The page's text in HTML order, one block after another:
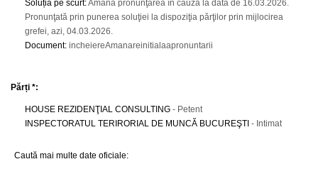
Soluția pe scurt:Amână pronunţarea în cauză la data de 16.03.2026.
Pronunţată prin punerea soluţiei la dispoziţia părţilor prin mijlocirea
grefei, azi, 04.03.2026.
Document: incheiereAmanareinitialaapronuntarii
Părți *:
HOUSE REZIDENŢIAL CONSULTING - Petent
INSPECTORATUL TERIRORIAL DE MUNCĂ BUCUREŞTI - Intimat
Caută mai multe date oficiale: